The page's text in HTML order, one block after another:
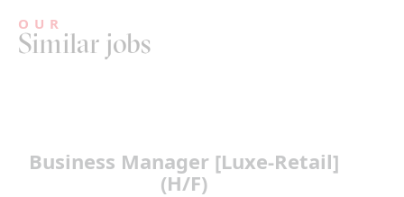
OUR
Similar jobs
Business Manager [Luxe-Retail]
(H/F)